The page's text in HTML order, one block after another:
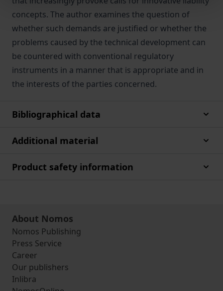
concepts. The author examines the question of
whether such demands are justified or whether the
problems caused by the technical development can
be countered with conventional regulatory
instruments in a manner that is appropriate and in
the interests of the parties concerned.
Bibliographical data
Additional material
Product safety information
About Nomos
Nomos Publishing
Press Service
Career
Our publishers
Inlibra